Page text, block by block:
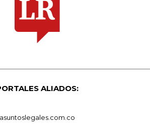
ALIADOS:
asuntoslegales.com.co